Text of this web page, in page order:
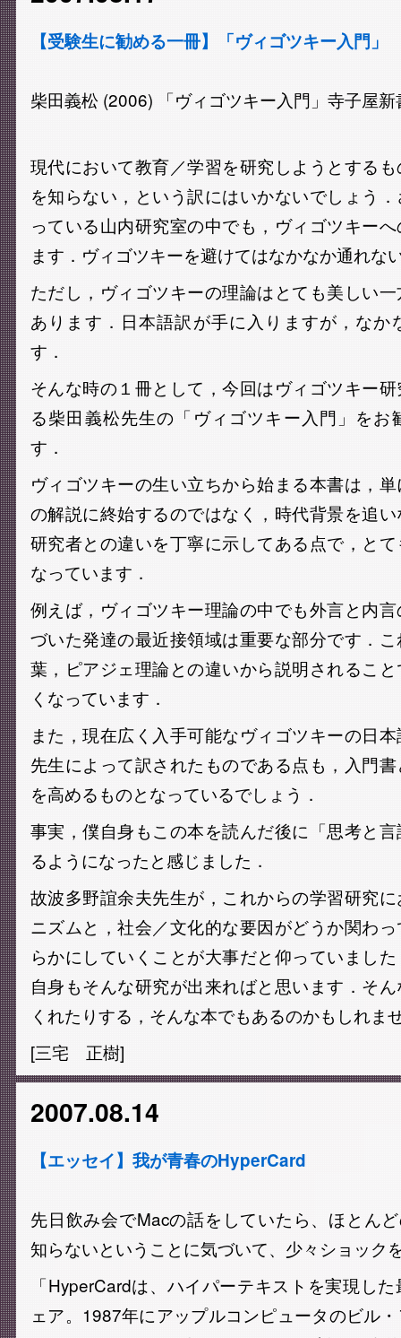
【受験生に勧める一冊】「ヴィゴツキー入門」
柴田義松 (2006) 「ヴィゴツキー入門」寺子屋新
現代において教育／学習を研究しようとする
を知らない，という訳にはいかないでしょう
っている山内研究室の中でも，ヴィゴツキー
ます．ヴィゴツキーを避けてはなかなか通れな
ただし，ヴィゴツキーの理論はとても美しい
あります．日本語訳が手に入りますが，なか
す．
そんな時の１冊として，今回はヴィゴツキー
る柴田義松先生の「ヴィゴツキー入門」をお
す．
ヴィゴツキーの生い立ちから始まる本書は，
の解説に終始するのではなく，時代背景を追
研究者との違いを丁寧に示してある点で，と
なっています．
例えば，ヴィゴツキー理論の中でも外言と内
づいた発達の最近接領域は重要な部分です．
葉，ピアジェ理論との違いから説明されるこ
くなっています．
また，現在広く入手可能なヴィゴツキーの日
先生によって訳されたものである点も，入門
を高めるものとなっているでしょう．
事実，僕自身もこの本を読んだ後に「思考と
るようになったと感じました．
故波多野誼余夫先生が，これからの学習研究
ニズムと，社会／文化的な要因がどうか関わ
らかにしていくことが大事だと仰っていまし
自身もそんな研究が出来ればと思います．そ
くれたりする，そんな本でもあるのかもしれま
[三宅 正樹]
2007.08.14
【エッセイ】我が青春のHyperCard
先日飲み会でMacの話をしていたら、ほとん
知らないということに気づいて、少々ショック
「HyperCardは、ハイパーテキストを実現し
ェア。1987年にアップルコンピュータのビル